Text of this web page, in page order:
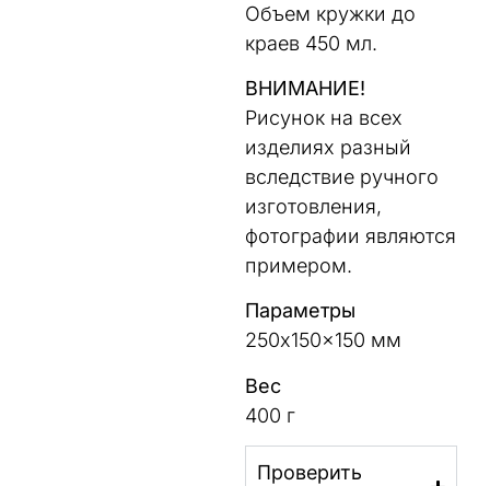
Объем кружки до
краев 450 мл.
ВНИМАНИЕ!
Рисунок на всех
изделиях разный
вследствие ручного
изготовления,
фотографии являются
примером.
Параметры
250x150x150 мм
Вес
400 г
Проверить